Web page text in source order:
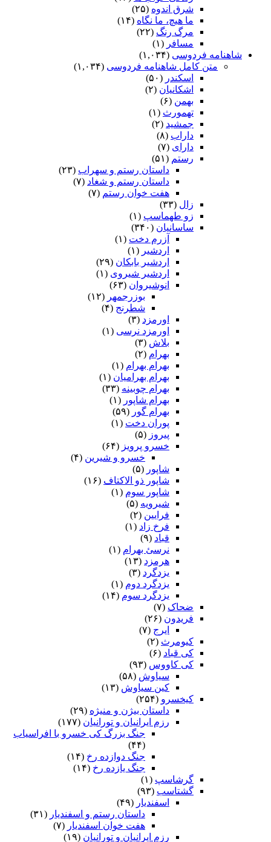
شرق اندوه (۲۵)
ما هیچ، ما نگاه (۱۴)
مرگ رنگ (۲۲)
مسافر (۱)
شاهنامه فردوسی (۱,۰۳۴)
متن کامل شاهنامه فردوسی (۱,۰۳۴)
اسکندر (۵۰)
اشکانیان (۲)
بهمن (۶)
تهمورث (۱)
جمشید (۲)
داراب (۸)
دارای (۷)
رستم (۵۱)
داستان رستم و سهراب (۲۳)
داستان رستم و شغاد (۷)
هفت خوان رستم‏ (۷)
زال (۳۳)
زو طهماسپ‏ (۱)
ساسانیان (۳۴۰)
آزرم دخت (۱)
اردشیر (۱)
اردشیر بابکان (۲۹)
اردشیر شیروی (۱)
انوشیروان (۶۳)
بوزرجمهر (۱۲)
شطرنج (۴)
اورمزد (۳)
اورمزد نرسى‏ (۱)
بلاش (۳)
بهرام (۲)
بهرام بهرام (۱)
بهرام بهرامیان‏ (۱)
بهرام چوبینه (۳۳)
بهرام شاپور (۱)
بهرام گور (۵۹)
پوران دخت (۱)
پیروز (۵)
خسرو پرویز (۶۴)
خسرو و شیرین (۴)
شاپور (۵)
شاپور ذو الاکتاف (۱۶)
شاپور سوم‏ (۱)
شیرویه (۵)
فرایین (۲)
فرخ زاد (۱)
قباد (۹)
نرسئ بهرام‏ (۱)
هرمزد (۱۳)
یزدگرد (۳)
یزدگرد دوم (۱)
یزدگرد سوم (۱۴)
ضحاک (۷)
فریدون (۲۶)
ایرج (۷)
کیومرث (۲)
کی قباد (۶)
کی کاووس (۹۳)
سیاوش (۵۸)
کین سیاوش (۱۳)
کیخسرو (۲۵۴)
داستان بیژن و منیژه (۲۹)
رزم ایرانیان و تورانیان (۱۷۷)
جنگ بزرگ کی خسرو با افراسیاب
(۴۴)
جنگ دوازده رخ (۱۴)
جنگ یازده رخ (۱۴)
گرشاسپ (۱)
گشتاسب (۹۳)
اسفندیار (۴۹)
داستان رستم و اسفندیار (۳۱)
هفت خوان اسفندیار (۷)
رزم ایرانیان و تورانیان (۱۹)